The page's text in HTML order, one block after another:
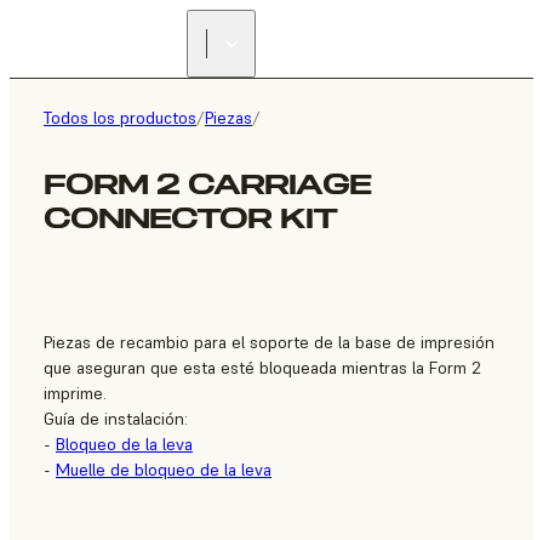
Todos los productos/Piezas/
FORM 2 CARRIAGE
CONNECTOR KIT
Piezas de recambio para el soporte de la base de impresión
que aseguran que esta esté bloqueada mientras la Form 2
imprime.
Guía de instalación:
- Bloqueo de la leva
- Muelle de bloqueo de la leva